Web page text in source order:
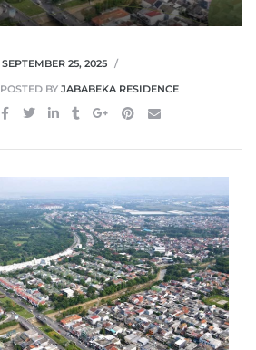
SEPTEMBER 25, 2025
POSTED BY JABABEKA RESIDENCE